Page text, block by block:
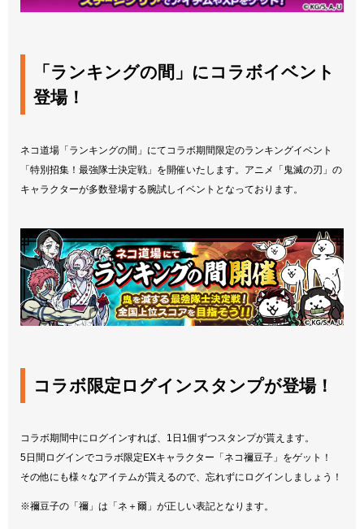
「ランキングの間」にコラボイベント
登場！
ネコ道場「ランキングの間」にてコラボ期間限定のランキングイベント
「特別招集！最強隊士決定戦」を開催いたします。アニメ「鬼滅の刃」の
キャラクターが多数登場する腕試しイベントとなっております。
コラボ限定ログインスタンプが登場！
コラボ期間中にログインすれば、1日1個ずつスタンプが貰えます。
5日間ログインでコラボ限定EXキャラクター「ネコ禰󠄀豆子」をゲット！
その他にも様々なアイテムが貰えるので、忘れずにログインしましょう！
※禰豆子の「禰」は「ネ＋爾」が正しい表記となります。